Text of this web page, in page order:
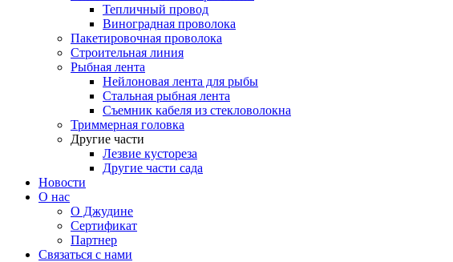
Тепличный провод
Виноградная проволока
Пакетировочная проволока
Строительная линия
Рыбная лента
Нейлоновая лента для рыбы
Стальная рыбная лента
Съемник кабеля из стекловолокна
Триммерная головка
Другие части
Лезвие кустореза
Другие части сада
Новости
О нас
О Джудине
Сертификат
Партнер
Связаться с нами